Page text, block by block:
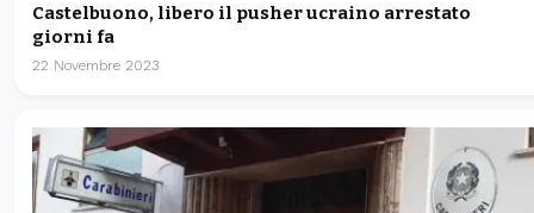
Castelbuono, libero il pusher ucraino arrestato
giorni fa
22 Novembre 2023